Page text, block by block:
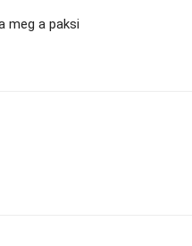
meg a paksi